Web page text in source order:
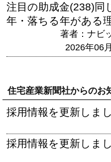
注目の助成金(238)同
年・落ちる年がある
著者：ナビ
2026年06
住宅産業新聞社からのお
採用情報を更新しま
採用情報を更新しま